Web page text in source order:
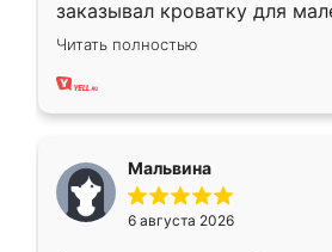
заказывал кроватку для
ребёнка при его рождении
заказал шкаф-купе. По
хорошее сборка достаточно
меньше, здесь же он более
Мне нравится ,если что-то
мебели буду заказывать
Читать полностью
Мальвина
6 августа 2026